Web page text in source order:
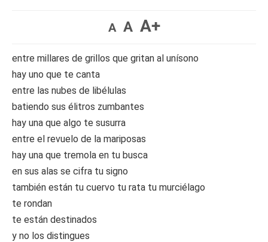
A A A+
entre millares de grillos que gritan al unísono
hay uno que te canta
entre las nubes de libélulas
batiendo sus élitros zumbantes
hay una que algo te susurra
entre el revuelo de la mariposas
hay una que tremola en tu busca
en sus alas se cifra tu signo
también están tu cuervo tu rata tu murciélago
te rondan
te están destinados
y no los distingues